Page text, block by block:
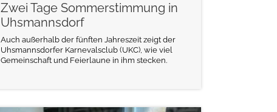
Zwei Tage Sommerstimmung in
Uhsmannsdorf
Auch außerhalb der fünften Jahreszeit zeigt der
Uhsmannsdorfer Karnevalsclub (UKC), wie viel
Gemeinschaft und Feierlaune in ihm stecken.